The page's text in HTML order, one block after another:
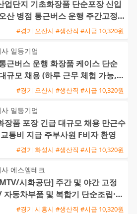
업단지 기초화장품 단순포장 신입
산 병점 통근버스 운행 주간고정
보장#경기 오산시 #생산직 #시급 10,320원
일등기업
근버스 운행 화장품 케이스 단순
규모 채용 (하루 근무 체험 가능,
전환)#경기 오산시 #생산직 #시급 10,320원
일등기업
장품 포장 긴급 대규모 채용 만근수
통비 지급 주부사원 F비자 환영
#경기 화성시 #생산직 #시급 10,320원
에스엠테크
시화공단] 주간 및 야간 고정
자동차부품 및 복합기 단순조립·검
급 가능·통근버
#경기 시흥시 #생산직 #시급 10,320원